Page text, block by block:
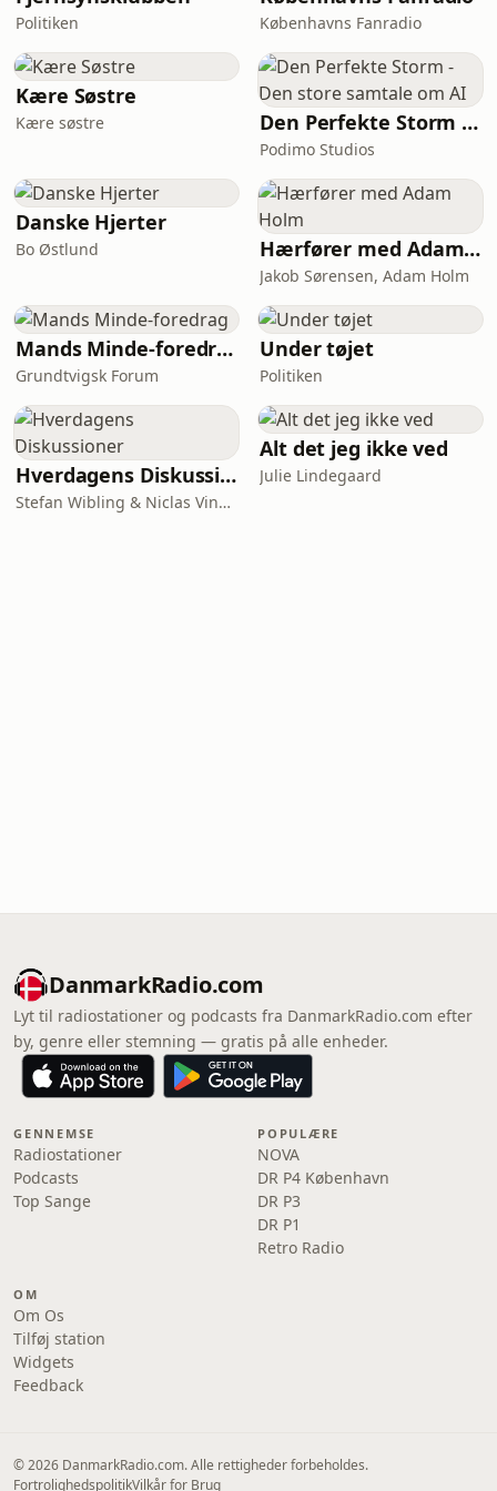
Politiken Københavns Fanradio
Kære Søstre
Kære søstre Den Perfekte Storm - Den store samtale om AI
Podimo Studios
Danske Hjerter
Bo Østlund Hærfører med Adam Holm
Jakob Sørensen, Adam Holm
Mands Minde-foredrag
Grundtvigsk Forum
Under tøjet
Politiken
Hverdagens Diskussioner
Stefan Wibling & Niclas Vingaard
Alt det jeg ikke ved
Julie Lindegaard
DanmarkRadio.com
Lyt til radiostationer og podcasts fra DanmarkRadio.com efter
by, genre eller stemning — gratis på alle enheder.
GENNEMSE
Radiostationer
Podcasts
Top Sange
POPULÆRE
NOVA
DR P4 København
DR P3
DR P1
Retro Radio
OM
Om Os
Tilføj station
Widgets
Feedback
© 2026 DanmarkRadio.com. Alle rettigheder forbeholdes.
FortrolighedspolitikVilkår for Brug